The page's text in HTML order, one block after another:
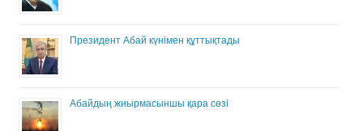
Президент Абай күнімен құттықтады
Абайдың жиырмасыншы қара сөзі